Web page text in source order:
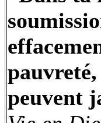
pauvreté,
peuvent